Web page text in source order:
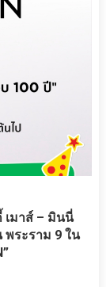
เมาส์ – มินนี่
พระราม 9 ใน